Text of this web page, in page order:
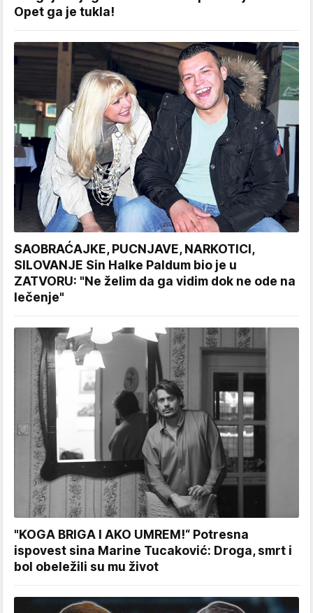
Opet ga je tukla!
SAOBRAĆAJKE, PUCNJAVE, NARKOTICI,
SILOVANJE Sin Halke Paldum bio je u
ZATVORU: "Ne želim da ga vidim dok ne ode na
lečenje"
"KOGA BRIGA I AKO UMREM!“ Potresna
ispovest sina Marine Tucaković: Droga, smrt i
bol obeležili su mu život